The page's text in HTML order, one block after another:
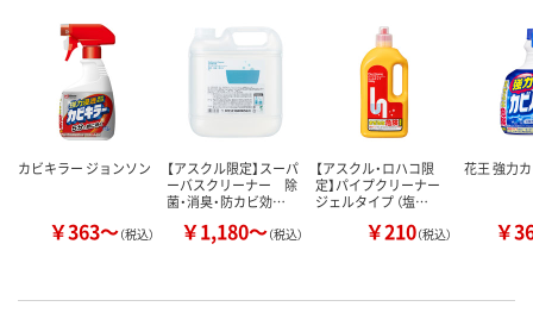
カビキラー ジョンソン
￥363～（税込）
【アスクル限定】スーパ
ーバスクリーナー 除
菌・消臭・防カビ効…
￥1,180～（税込）
【アスクル・ロハコ限
定】パイプクリーナー
ジェルタイプ （塩…
￥210（税込）
花王 強力
￥